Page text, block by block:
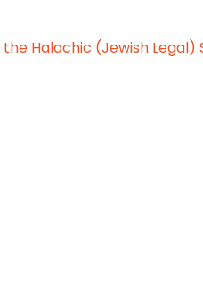
Halachic (Jewish Legal)